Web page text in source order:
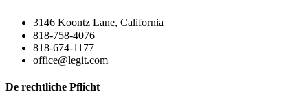
3146 Koontz Lane, California
818-758-4076
818-674-1177
office@legit.com
De rechtliche Pflicht